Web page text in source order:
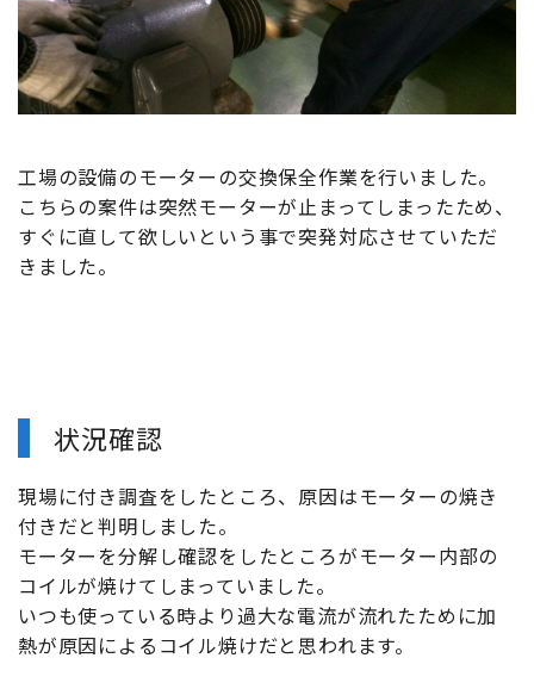
工場の設備のモーターの交換保全作業を行いました。
こちらの案件は突然モーターが止まってしまったため、
すぐに直して欲しいという事で突発対応させていただ
きました。
状況確認
現場に付き調査をしたところ、原因はモーターの焼き
付きだと判明しました。
モーターを分解し確認をしたところがモーター内部の
コイルが焼けてしまっていました。
いつも使っている時より過大な電流が流れたために加
熱が原因によるコイル焼けだと思われます。